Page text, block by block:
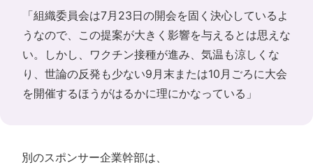
「組織委員会は7月23日の開会を固く決心しているよ
うなので、この提案が大きく影響を与えるとは思えな
い。しかし、ワクチン接種が進み、気温も涼しくな
り、世論の反発も少ない9月末または10月ごろに大会
を開催するほうがはるかに理にかなっている」
別のスポンサー企業幹部は、